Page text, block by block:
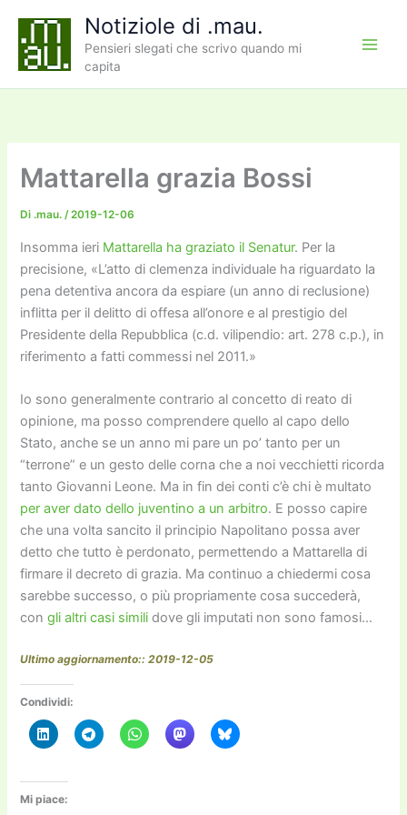
contenuto
Notiziole di .mau.
Pensieri slegati che scrivo quando mi
capita
Mattarella grazia Bossi
Di .mau./2019-12-06
Insomma ieri Mattarella ha graziato il Senatur. Per la
precisione, «L’atto di clemenza individuale ha riguardato la
pena detentiva ancora da espiare (un anno di reclusione)
inflitta per il delitto di offesa all’onore e al prestigio del
Presidente della Repubblica (c.d. vilipendio: art. 278 c.p.), in
riferimento a fatti commessi nel 2011.»
Io sono generalmente contrario al concetto di reato di
opinione, ma posso comprendere quello al capo dello
Stato, anche se un anno mi pare un po’ tanto per un
“terrone” e un gesto delle corna che a noi vecchietti ricorda
tanto Giovanni Leone. Ma in fin dei conti c’è chi è multato
per aver dato dello juventino a un arbitro. E posso capire
che una volta sancito il principio Napolitano possa aver
detto che tutto è perdonato, permettendo a Mattarella di
firmare il decreto di grazia. Ma continuo a chiedermi cosa
sarebbe successo, o più propriamente cosa succederà,
congli altri casi simili dove gli imputati non sono famosi…
Ultimo aggiornamento:: 2019-12-05
Condividi:
Mi piace: